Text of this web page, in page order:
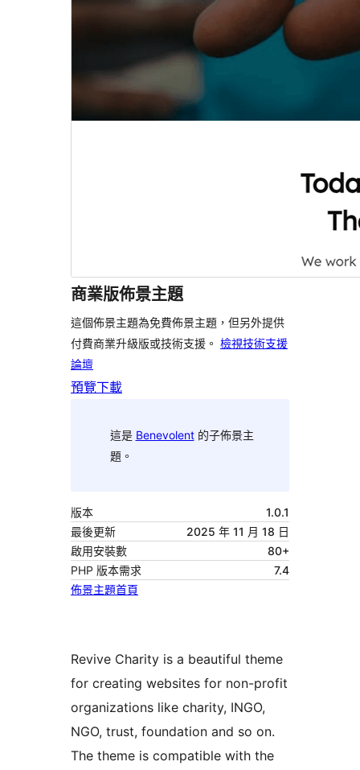
商業版佈景主題
這個佈景主題為免費佈景主題，但另外提供
付費商業升級版或技術支援。 檢視技術支援
論壇
預覽下載
這是 Benevolent的子佈景主
題。
版本
1.0.1
最後更新
2025 年 11 月 18 日
啟用安裝數
80+
PHP 版本需求
7.4
佈景主題首頁
Revive Charity is a beautiful theme
for creating websites for non-profit
organizations like charity, INGO,
NGO, trust, foundation and so on.
The theme is compatible with the